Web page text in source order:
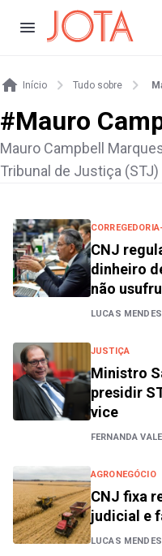
Início Tudo sobre
#Mauro
Mauro Campbell
Tribunal de Justiça
CNJ
dinheiro
não
LUCAS MENDES
JUSTIÇA
Ministro
presidir
vice
FERNANDA
AGRONEGÓCIO
CNJ fixa
judicial e
LUCAS